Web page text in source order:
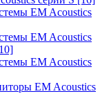
EM Acoustics
EM Acoustics
EM Acoustics
EM Acoustics